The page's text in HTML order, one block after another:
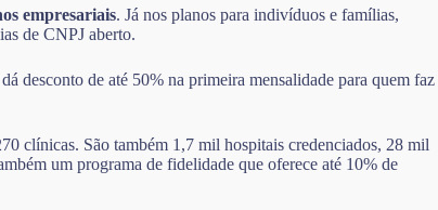
empresariais. Já nos planos para indivíduos e famílias,
de CNPJ aberto.
desconto de até 50% na primeira mensalidade para quem faz
clínicas. São também 1,7 mil hospitais credenciados, 28 mil
um programa de fidelidade que oferece até 10% de